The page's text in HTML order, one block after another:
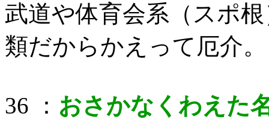
武道や体育会系（スポ
類だからかえって厄介。
36 ： おさかなくわえた